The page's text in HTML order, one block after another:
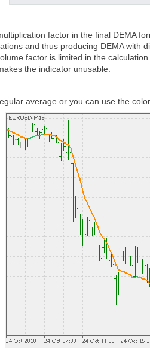
factor in the final DEMA
and thus producing DEMA with
factor is limited in the
the indicator unusable.
average or you can use the